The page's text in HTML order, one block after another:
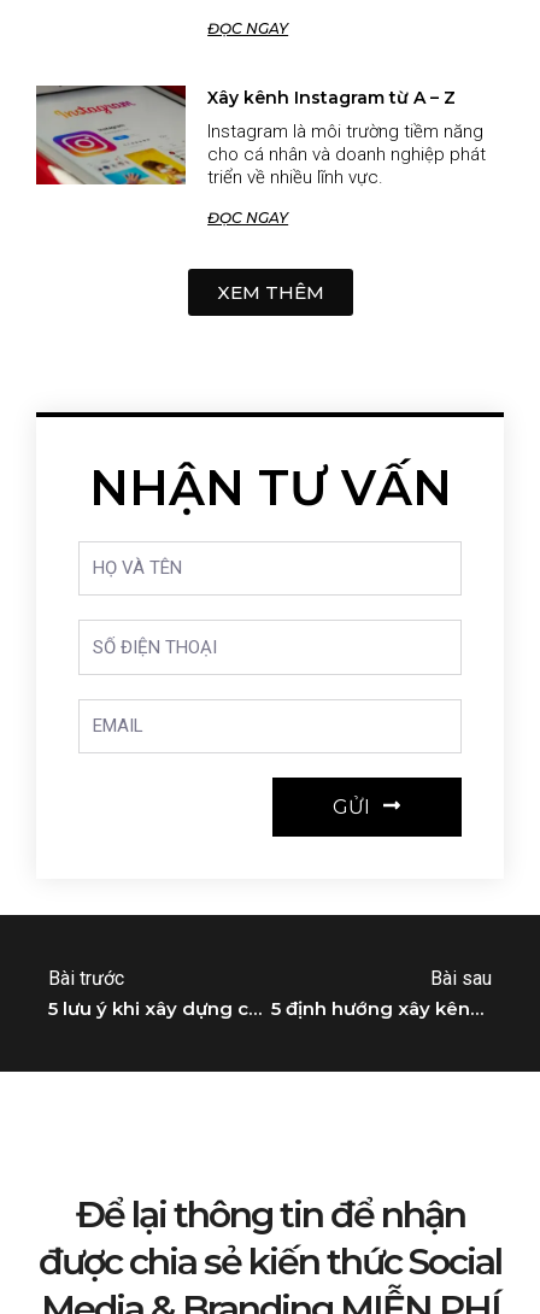
ĐỌC NGAY
Xây kênh Instagram từ A – Z
Instagram là môi trường tiềm năng
cho cá nhân và doanh nghiệp phát
triển về nhiều lĩnh vực.
ĐỌC NGAY
XEM THÊM
NHẬN TƯ VẤN
GỬI
Bài trước
5 lưu ý khi xây dựng chiến lược Marketing cho ngành thực phẩm chức năng
Bài sau
5 định hướng xây kênh Instagram cho phòng tập GYM
Để lại thông tin để nhận
được chia sẻ kiến thức Social